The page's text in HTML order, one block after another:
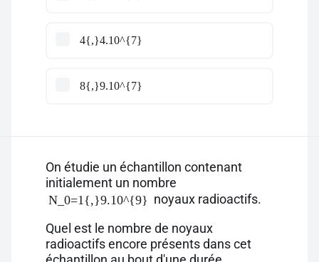
4{,}4.10^{7}
8{,}9.10^{7}
On étudie un échantillon contenant
initialement un nombre
N_0=1{,}9.10^{9} noyaux radioactifs.
Quel est le nombre de noyaux
radioactifs encore présents dans cet